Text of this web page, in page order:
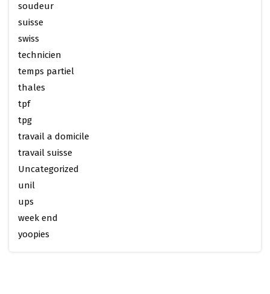
soudeur
suisse
swiss
technicien
temps partiel
thales
tpf
tpg
travail a domicile
travail suisse
Uncategorized
unil
ups
week end
yoopies